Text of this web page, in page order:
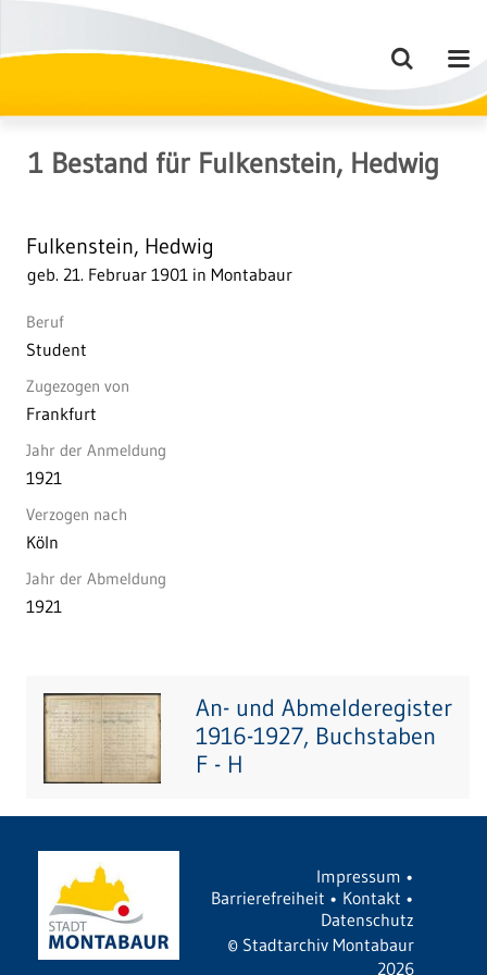
1 Bestand für Fulkenstein, Hedwig
Fulkenstein, Hedwig
geb. 21. Februar 1901 in Montabaur
Beruf
Student
Zugezogen von
Frankfurt
Jahr der Anmeldung
1921
Verzogen nach
Köln
Jahr der Abmeldung
1921
An- und Abmelderegister
1916-1927, Buchstaben
F - H
Impressum •
Barrierefreiheit • Kontakt •
Datenschutz
© Stadtarchiv Montabaur
2026